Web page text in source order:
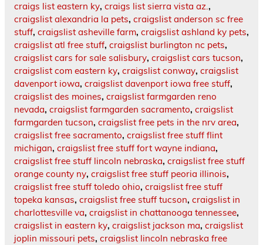
craigs list eastern ky, craigs list sierra vista az.,
craigslist alexandria la pets, craigslist anderson sc free
stuff, craigslist asheville farm, craigslist ashland ky pets,
craigslist atl free stuff, craigslist burlington nc pets,
craigslist cars for sale salisbury, craigslist cars tucson,
craigslist com eastern ky, craigslist conway, craigslist
davenport iowa, craigslist davenport iowa free stuff,
craigslist des moines, craigslist farmgarden reno
nevada, craigslist farmgarden sacramento, craigslist
farmgarden tucson, craigslist free pets in the nrv area,
craigslist free sacramento, craigslist free stuff flint
michigan, craigslist free stuff fort wayne indiana,
craigslist free stuff lincoln nebraska, craigslist free stuff
orange county ny, craigslist free stuff peoria illinois,
craigslist free stuff toledo ohio, craigslist free stuff
topeka kansas, craigslist free stuff tucson, craigslist in
charlottesville va, craigslist in chattanooga tennessee,
craigslist in eastern ky, craigslist jackson ma, craigslist
joplin missouri pets, craigslist lincoln nebraska free